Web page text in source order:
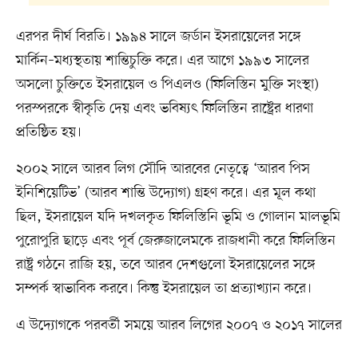
এরপর দীর্ঘ বিরতি। ১৯৯৪ সালে জর্ডান ইসরায়েলের সঙ্গে
মার্কিন–মধ্যস্থতায় শান্তিচুক্তি করে। এর আগে ১৯৯৩ সালের
অসলো চুক্তিতে ইসরায়েল ও পিএলও (ফিলিস্তিন মুক্তি সংস্থা)
পরস্পরকে স্বীকৃতি দেয় এবং ভবিষ্যৎ ফিলিস্তিন রাষ্ট্রের ধারণা
প্রতিষ্ঠিত হয়।
২০০২ সালে আরব লিগ সৌদি আরবের নেতৃত্বে ‘আরব পিস
ইনিশিয়েটিভ’ (আরব শান্তি উদ্যোগ) গ্রহণ করে। এর মূল কথা
ছিল, ইসরায়েল যদি দখলকৃত ফিলিস্তিনি ভূমি ও গোলান মালভূমি
পুরোপুরি ছাড়ে এবং পূর্ব জেরুজালেমকে রাজধানী করে ফিলিস্তিন
রাষ্ট্র গঠনে রাজি হয়, তবে আরব দেশগুলো ইসরায়েলের সঙ্গে
সম্পর্ক স্বাভাবিক করবে। কিন্তু ইসরায়েল তা প্রত্যাখ্যান করে।
এ উদ্যোগকে পরবর্তী সময়ে আরব লিগের ২০০৭ ও ২০১৭ সালের